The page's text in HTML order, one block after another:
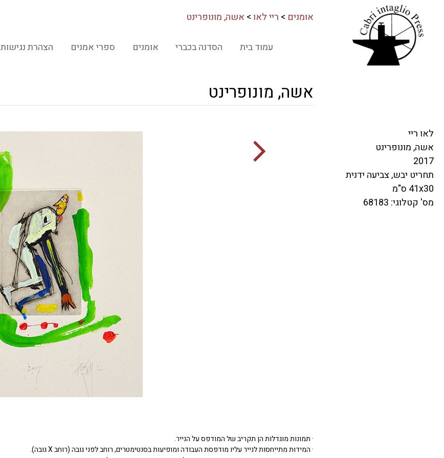
אומנים > ריי לאו> אשה, מונופרינט
הצהרת נגישות ספרי אמנים אומנים הסדנה בכברי עמוד בית
אשה, מונופרינט
· תמונות מוגדלות הן תקריב של המודפס על הנייר.
· המידות מתייחסות לנייר עליו מודפסת העבודה ומופיעות בסנטימטרים, רוחב לפני גובה (רוחב X גובה).
לאו ריי
אשה, מונופרינט
2017
תחריט יבש, צביעה ידנית
41x30 ס"מ
מס' קטלוגי: 68183